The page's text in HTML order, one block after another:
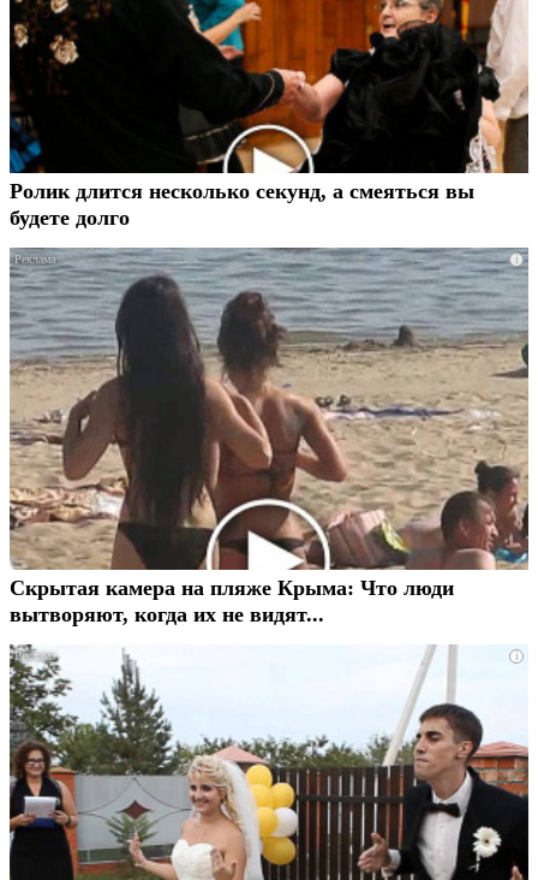
Ролик длится несколько секунд, а смеяться вы
будете долго
i
Скрытая камера на пляже Крыма: Что люди
вытворяют, когда их не видят...
i